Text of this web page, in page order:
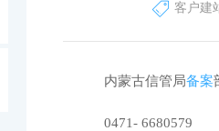
客户建
内蒙古信管局备案
0471- 6680579